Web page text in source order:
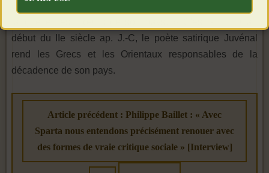
début du IIe siècle ap. J.-C, le poète satirique Juvénal
rend les Grecs et les Orientaux responsables de la
décadence de son pays.
Article précédent : Philippe Baillet : « Avec
Sparta nous entendons précisément renouer avec
des formes de vraie critique sociale » [Interview]